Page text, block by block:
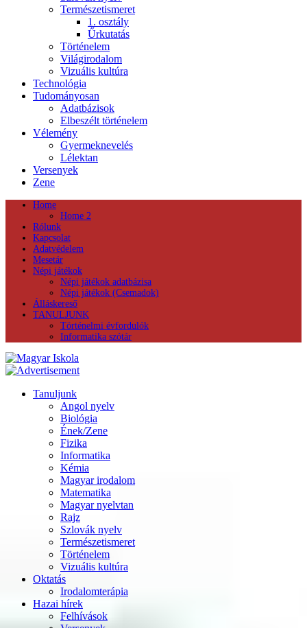
Természetismeret
1. osztály
Űrkutatás
Történelem
Világirodalom
Vizuális kultúra
Technológia
Tudományosan
Adatbázisok
Elbeszélt történelem
Vélemény
Gyermeknevelés
Lélektan
Versenyek
Zene
Home
Home 2
Rólunk
Kapcsolat
Adatvédelem
Mesetár
Népi játékok
Népi játékok adatbázisa
Népi játékok (Csemadok)
Álláskereső
TANULJUNK
Történelmi évfordulók
Informatika szótár
Tanuljunk
Angol nyelv
Biológia
Ének/Zene
Fizika
Informatika
Kémia
Magyar irodalom
Matematika
Magyar nyelvtan
Rajz
Szlovák nyelv
Természetismeret
Történelem
Vizuális kultúra
Oktatás
Irodalomterápia
Hazai hírek
Felhívások